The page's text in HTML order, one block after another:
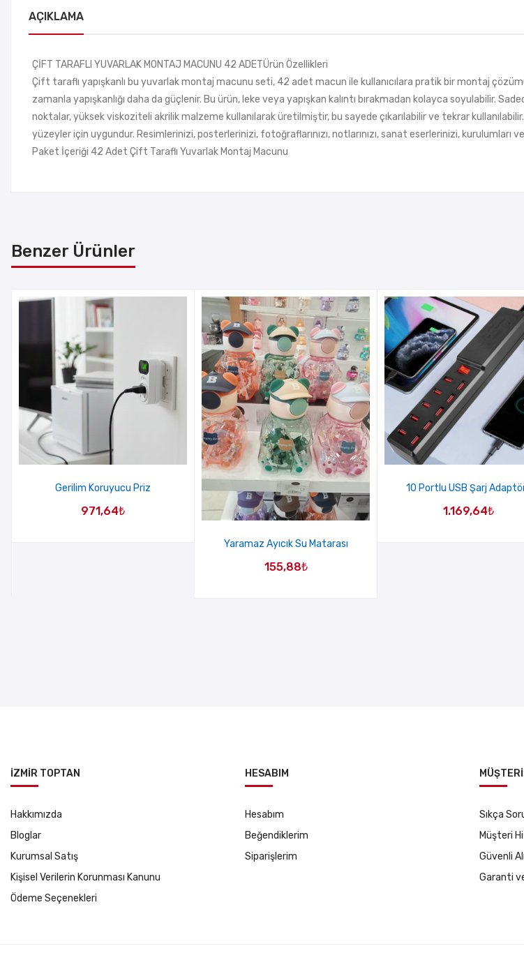
AÇIKLAMA
ÇİFT TARAFLI YUVARLAK MONTAJ MACUNU 42 ADETÜrün Özellikleri
Çift taraflı yapışkanlı bu yuvarlak montaj macunu seti, 42 adet macun ile kullanıcılara pratik bir montaj
zamanla yapışkanlığı daha da güçlenir. Bu ürün, leke veya yapışkan kalıntı bırakmadan kolayca soyulabilir.
noktalar, yüksek viskoziteli akrilik malzeme kullanılarak üretilmiştir, bu sayede çıkarılabilir ve tekrar
yüzeyler için uygundur. Resimlerinizi, posterlerinizi, fotoğraflarınızı, notlarınızı, sanat eserlerinizi, kurulumları
Paket İçeriği 42 Adet Çift Taraflı Yuvarlak Montaj Macunu
Benzer Ürünler
Gerilim Koruyucu Priz
971,64₺
Yaramaz Ayıcık Su Matarası
155,88₺
10 Portlu USB Şarj
1.169,64₺
İZMİR TOPTAN
Hakkımızda
Bloglar
Kurumsal Satış
Kişisel Verilerin Korunması Kanunu
Ödeme Seçenekleri
HESABIM
Hesabım
Beğendiklerim
Siparişlerim
Sıkça
Müşteri
Güvenli
Garanti